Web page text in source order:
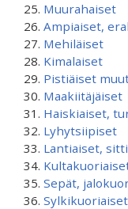
Muurahaiset
Ampiaiset,
Mehiläiset
Kimalaiset
Pistiäiset
Maakiitäjäiset
Haiskiaiset,
Lyhytsiipiset
Lantiaiset,
Sepät,